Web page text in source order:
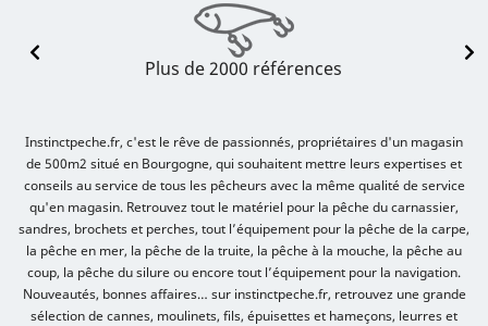
Plus de 2000 références
Instinctpeche.fr, c'est le rêve de passionnés, propriétaires d'un magasin
de 500m2 situé en Bourgogne, qui souhaitent mettre leurs expertises et
conseils au service de tous les pêcheurs avec la même qualité de service
qu'en magasin. Retrouvez tout le matériel pour la pêche du carnassier,
sandres, brochets et perches, tout l’équipement pour la pêche de la carpe,
la pêche en mer, la pêche de la truite, la pêche à la mouche, la pêche au
coup, la pêche du silure ou encore tout l’équipement pour la navigation.
Nouveautés, bonnes affaires… sur instinctpeche.fr, retrouvez une grande
sélection de cannes, moulinets, fils, épuisettes et hameçons, leurres et